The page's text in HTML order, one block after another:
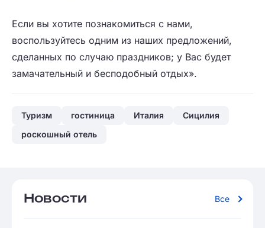
Если вы хотите познакомиться с нами,
воспользуйтесь одним из наших предложений,
сделанных по случаю праздников; у Вас будет
замачательный и бесподобный отдых».
Туризм гостиница Италия
Сицилия
роскошный отель
Новости Все